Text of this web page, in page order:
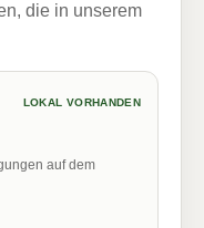
die in unserem
LOKAL VORHANDEN
auf dem